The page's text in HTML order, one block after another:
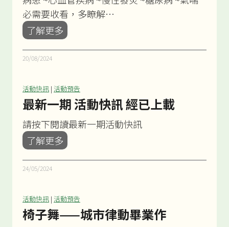
離
院
長
者
支
援
服
務
講
座
必需要收看，多瞭解…
了解更多 最
新
短
片
已
上
載
20/08/2024
活動快訊 | 活動預告
最新一期 活動快訊 經已上載
請按下閱讀最新一期活動快訊
了解更多 最
新
活
24/05/2024
活動快訊 | 活動預告
椅子舞——城市律動畢業作